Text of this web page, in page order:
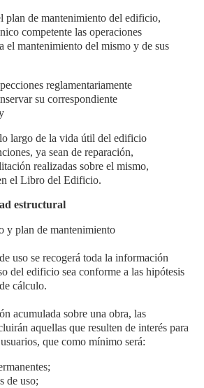
plan de mantenimiento del edificio,
competente las operaciones
el mantenimiento del mismo y de sus
reglamentariamente
su correspondiente
largo de la vida útil del edificio
ya sean de reparación,
realizadas sobre el mismo,
el Libro del Edificio.
estructural
y plan de mantenimiento
uso se recogerá toda la información
del edificio sea conforme a las hipótesis
cálculo.
acumulada sobre una obra, las
aquellas que resulten de interés para
que como mínimo será:
de uso;